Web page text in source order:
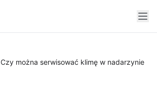
Czy można serwisować klimę w nadarzynie